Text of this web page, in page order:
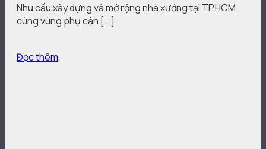
Nhu cầu xây dựng và mở rộng nhà xưởng tại TP.HCM
cùng vùng phụ cận [...]
Đọc thêm